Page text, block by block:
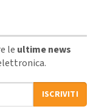
le ultime news
ISCRIVITI